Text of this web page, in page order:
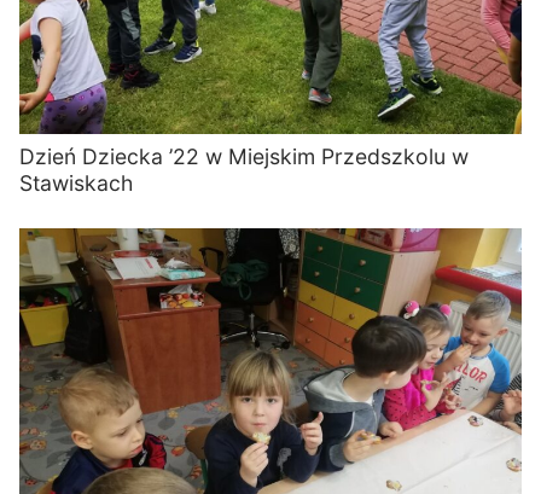
Dzień Dziecka ’22 w Miejskim Przedszkolu w
Stawiskach